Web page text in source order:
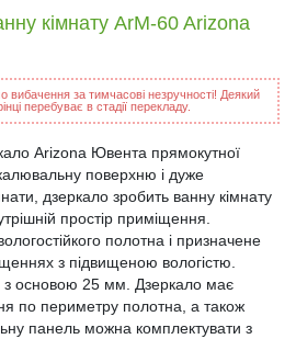
кімнату ArM-60 Arizona
вибачення за тимчасові незручності! Деякий
перебуває в стадії перекладу.
Arizona Ювента прямокутної
поверхню і дуже
дзеркало зробить ванну кімнату
простір приміщення.
полотна і призначене
з підвищеною вологістю.
з основою 25 мм. Дзеркало має
по периметру полотна, а також
панель можна комплектувати з